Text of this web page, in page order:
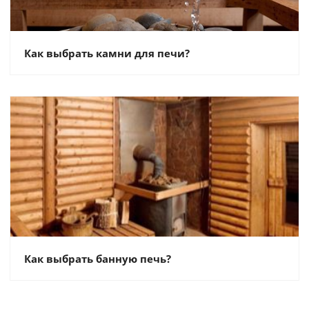
Как выбрать камни для печи?
Как выбрать банную печь?